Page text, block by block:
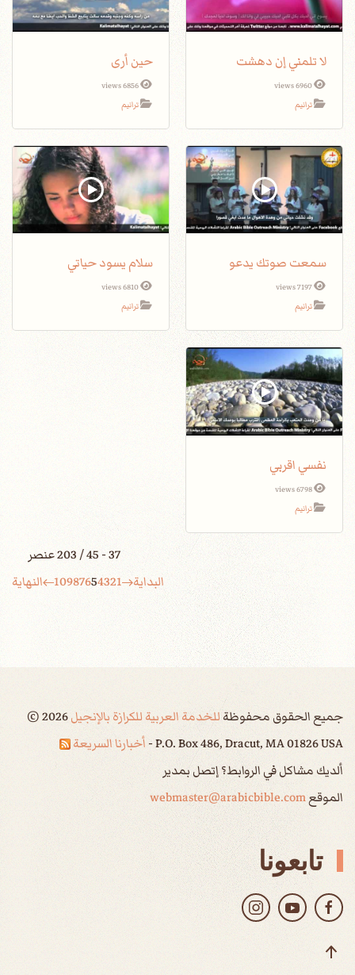
لا تلمني إن دهشت
6960 views
ترانيم
حين أرى
6856 views
ترانيم
سمعت صوتك يدعو
7197 views
ترانيم
سلام يسود حياتي
6810 views
ترانيم
نفسي اقربي
6798 views
ترانيم
37 - 45 / 203 عنصر
البداية
1
2
3
4
5
6
7
8
9
10 النهاية
جميع الحقوق محفوظةللخدمة العربية للكرازة بالإنجيل ©2026
P.O. Box 486, Dracut, MA 01826 USA - أخبارنا السريعة
ألديك مشاكل في الروابط؟ إتصل بمدير
الموقعwebmaster@arabicbible.com
تابعونا